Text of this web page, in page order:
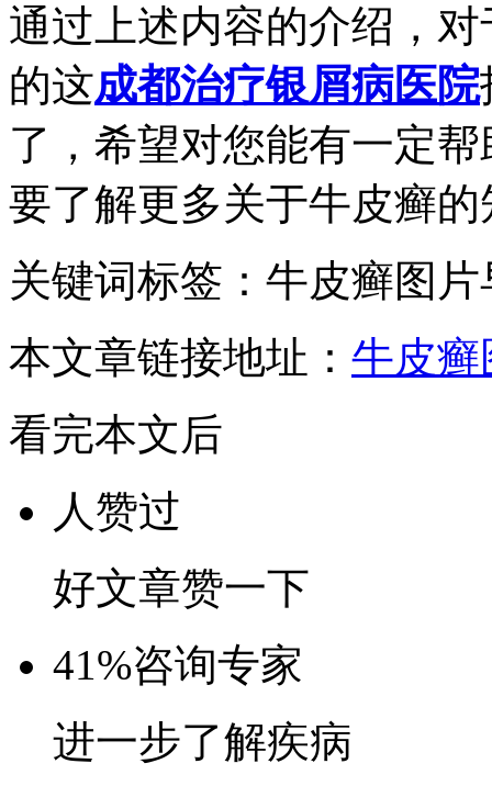
通过上述内容的介绍，
的这成都治疗银屑病医院
了，希望对您能有一定
要了解更多关于牛皮癣
关键词标签：牛皮癣图片
本文章链接地址： 牛皮癣
看完本文后
人赞过
好文章赞一下
41%咨询专家
进一步了解疾病